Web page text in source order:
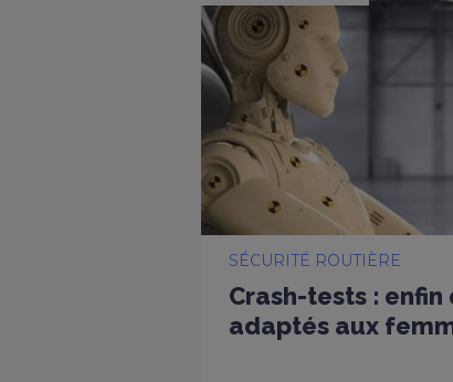
SÉCURITÉ ROUTIÈRE
Crash-tests :
adaptés aux